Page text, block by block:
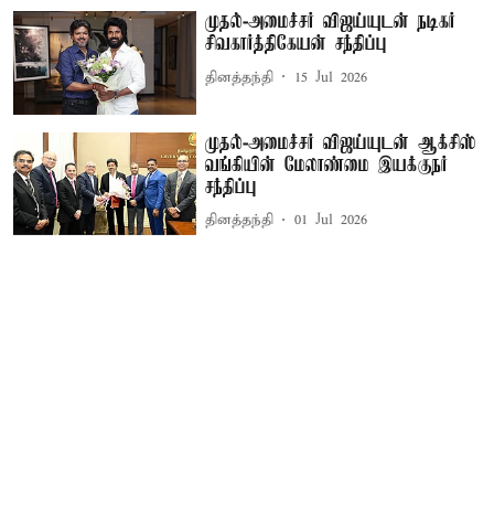
முதல்-அமைச்சர் விஜய்யுடன் நடிகர்
சிவகார்த்திகேயன் சந்திப்பு
தினத்தந்தி 15 Jul 2026
முதல்-அமைச்சர் விஜய்யுடன் ஆக்சிஸ்
வங்கியின் மேலாண்மை இயக்குநர்
சந்திப்பு
தினத்தந்தி 01 Jul 2026